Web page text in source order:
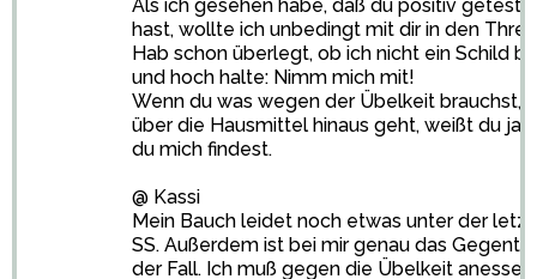
Als ich gesehen habe, daß du positiv
hast, wollte ich unbedingt mit dir in den
Hab schon überlegt, ob ich nicht ein Schild
und hoch halte: Nimm mich mit!
Wenn du was wegen der Übelkeit brauchst,
über die Hausmittel hinaus geht, weißt du ja
du mich findest.
@ Kassi
Mein Bauch leidet noch etwas unter der
SS. Außerdem ist bei mir genau das
der Fall. Ich muß gegen die Übelkeit